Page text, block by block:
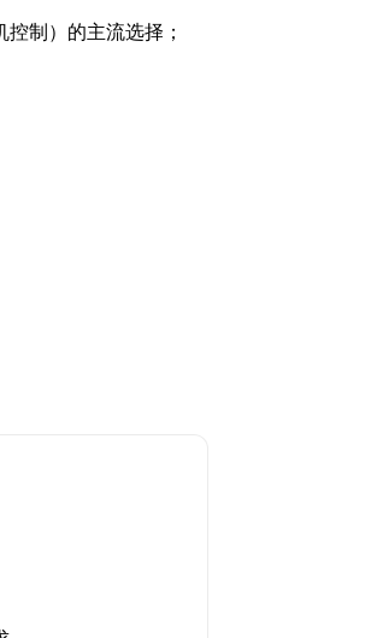
制）的主流选择；